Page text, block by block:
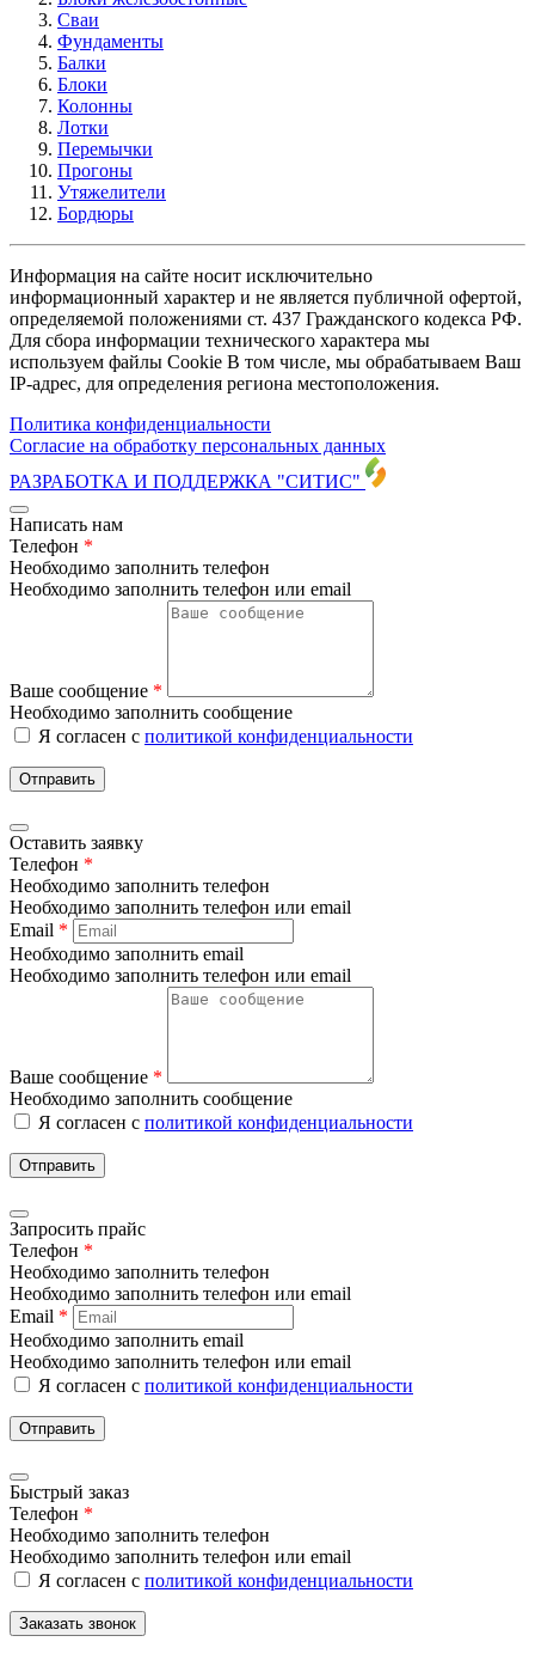
Сваи
Фундаменты
Балки
Блоки
Колонны
Лотки
Перемычки
Прогоны
Утяжелители
Бордюры
Информация на сайте носит исключительно
информационный характер и не является публичной офертой,
определяемой положениями ст. 437 Гражданского кодекса РФ.
Для сбора информации технического характера мы
используем файлы Cookie В том числе, мы обрабатываем Ваш
IP-адрес, для определения региона местоположения.
Политика конфиденциальности
Согласие на обработку персональных данных
РАЗРАБОТКА И ПОДДЕРЖКА "СИТИС"
Написать нам
Телефон *
Необходимо заполнить телефон
Необходимо заполнить телефон или email
Ваше сообщение *
Необходимо заполнить сообщение
Я согласен с политикой конфиденциальности
Отправить
Оставить заявку
Телефон *
Необходимо заполнить телефон
Необходимо заполнить телефон или email
Email *
Необходимо заполнить email
Необходимо заполнить телефон или email
Ваше сообщение *
Необходимо заполнить сообщение
Я согласен с политикой конфиденциальности
Отправить
Запросить прайс
Телефон *
Необходимо заполнить телефон
Необходимо заполнить телефон или email
Email *
Необходимо заполнить email
Необходимо заполнить телефон или email
Я согласен с политикой конфиденциальности
Отправить
Быстрый заказ
Телефон *
Необходимо заполнить телефон
Необходимо заполнить телефон или email
Я согласен с политикой конфиденциальности
Заказать звонок